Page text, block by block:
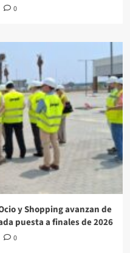
0
y Shopping avanzan de
puesta a finales de 2026
0